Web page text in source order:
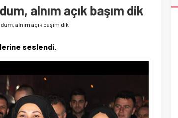
HATALAR
alnım açık başım dik
alnım açık başım dik
seslendi.